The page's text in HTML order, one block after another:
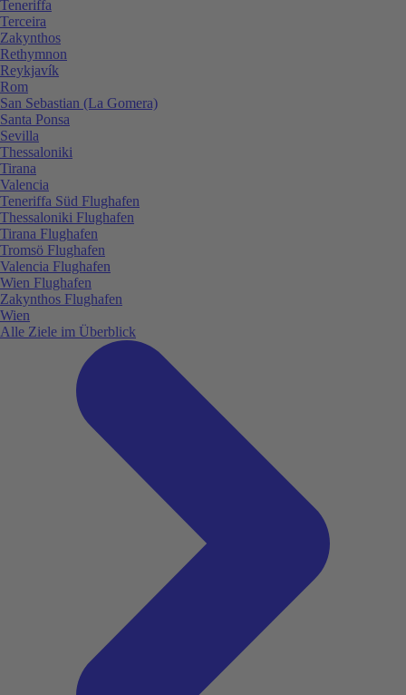
Teneriffa
Terceira
Zakynthos
Rethymnon
Reykjavík
Rom
San Sebastian (La Gomera)
Santa Ponsa
Sevilla
Thessaloniki
Tirana
Valencia
Teneriffa Süd Flughafen
Thessaloniki Flughafen
Tirana Flughafen
Tromsö Flughafen
Valencia Flughafen
Wien Flughafen
Zakynthos Flughafen
Wien
Alle Ziele im Überblick